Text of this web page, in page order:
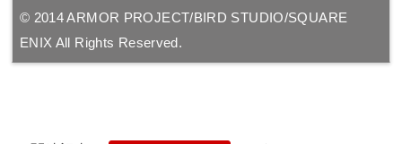
© 2014 ARMOR PROJECT/BIRD STUDIO/SQUARE
ENIX All Rights Reserved.